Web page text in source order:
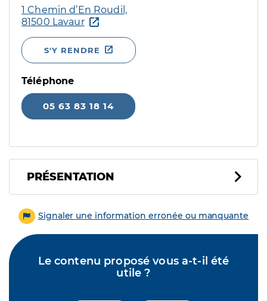
1 Chemin d’En Roudil,
81500 Lavaur
S'Y RENDRE
Téléphone
05 63 83 18 14
PRÉSENTATION
Signaler une information erronée ou manquante
Le contenu proposé vous a-t-il été
utile ?